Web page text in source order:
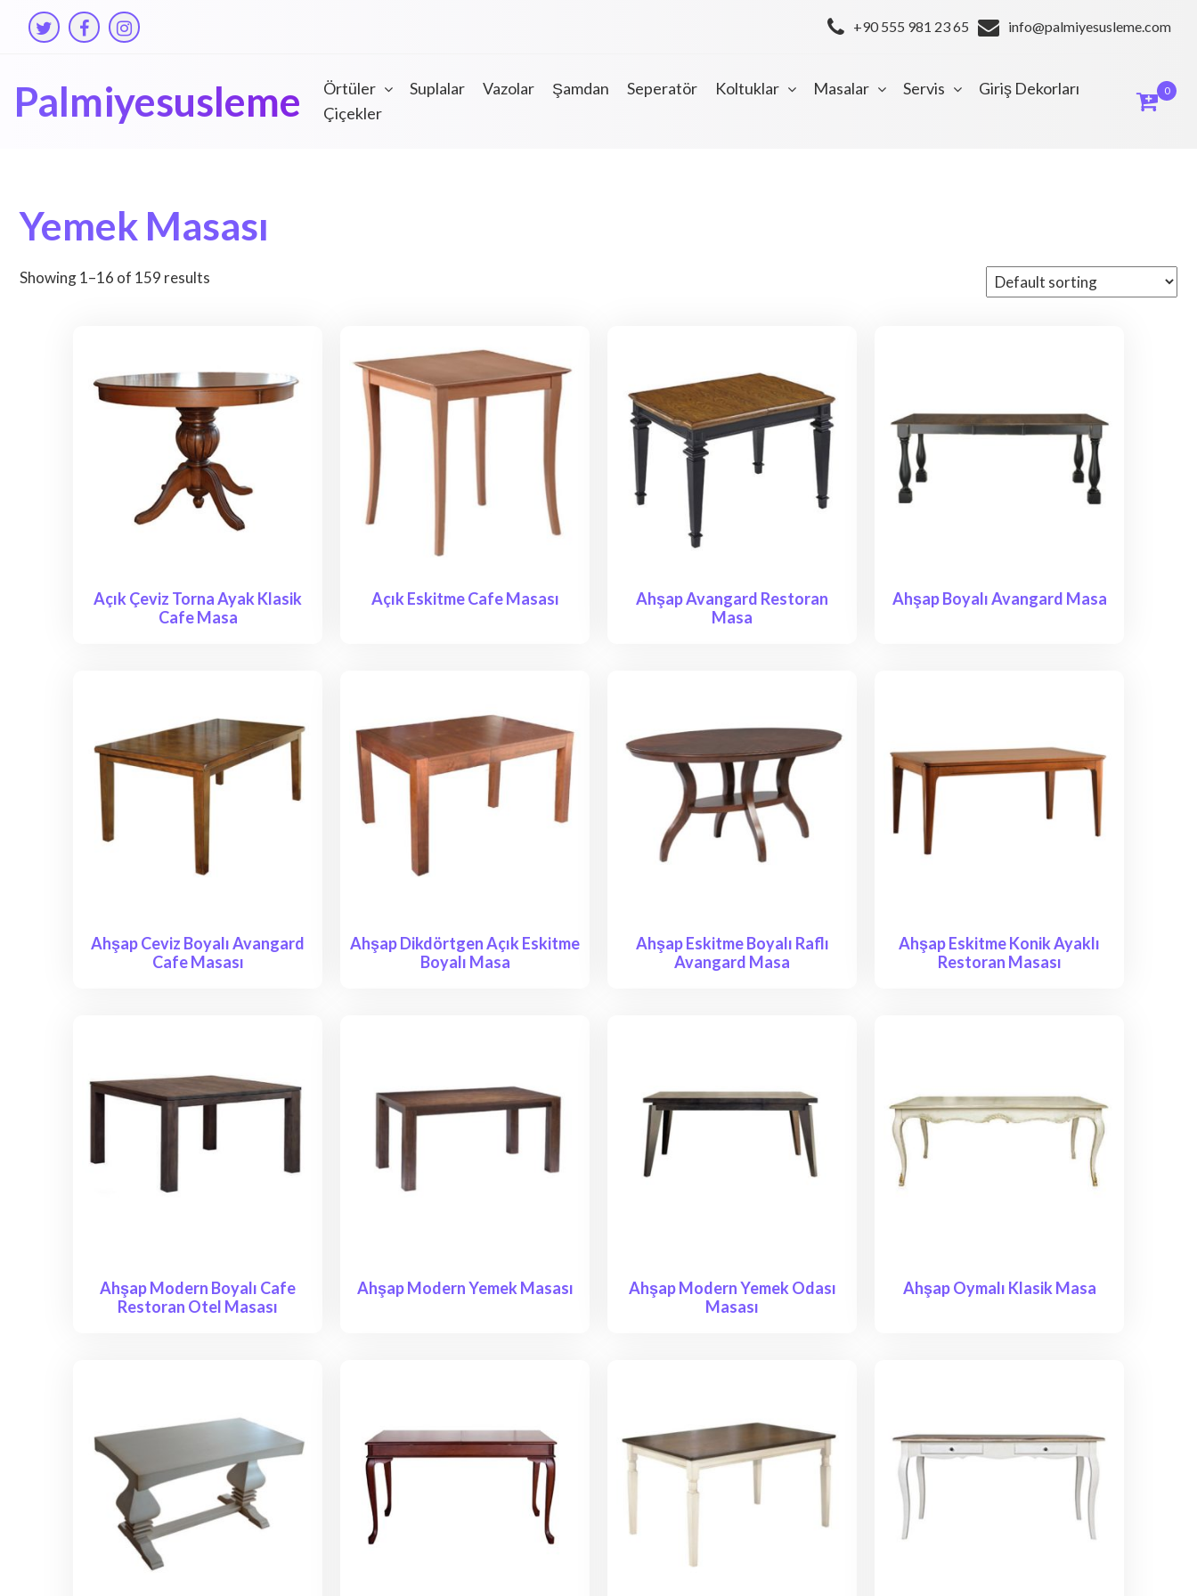
content
+90 555 981 23 65 info@palmiyesusleme.com
Palmiyesusleme Örtüler Suplalar Vazolar Şamdan Seperatör Koltuklar Masalar Servis
Giriş Dekorları
Çiçekler
0
Yemek Masası
Showing 1–16 of 159 results
Açık Çeviz Torna Ayak Klasik
Cafe Masa
Açık Eskitme Cafe Masası
Ahşap Avangard Restoran
Masa
Ahşap Boyalı Avangard Masa
Ahşap Ceviz Boyalı Avangard
Cafe Masası
Ahşap Dikdörtgen Açık Eskitme
Boyalı Masa
Ahşap Eskitme Boyalı Raflı
Avangard Masa
Ahşap Eskitme Konik Ayaklı
Restoran Masası
Ahşap Modern Boyalı Cafe
Restoran Otel Masası
Ahşap Modern Yemek Masası
Ahşap Modern Yemek Odası
Masası
Ahşap Oymalı Klasik Masa